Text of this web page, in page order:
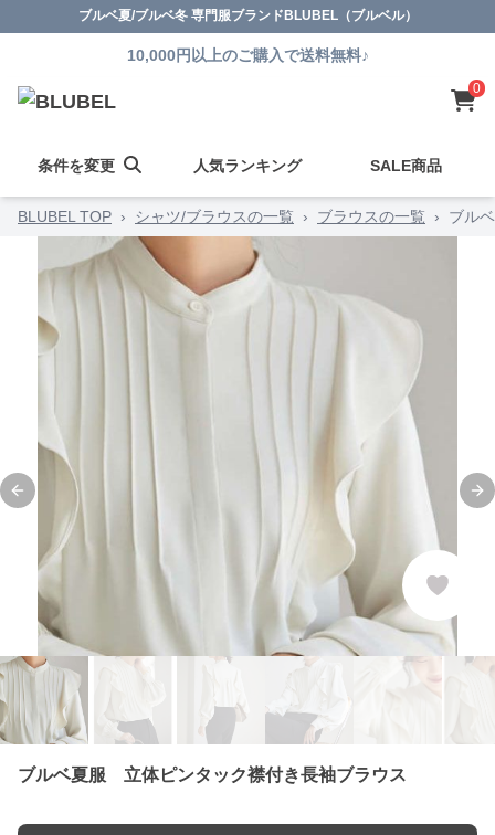
ブルベ夏/ブルベ冬 専門服ブランドBLUBEL（ブルベル）
10,000円以上のご購入で送料無料♪
0
条件を変更 人気ランキング SALE商品
BLUBEL TOP › シャツ/ブラウスの一覧 › ブラウスの一覧 › ブル
Previous slide
ブルベ夏服 立体ピンタック襟付き長袖ブラウス